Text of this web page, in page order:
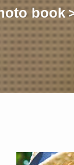
book